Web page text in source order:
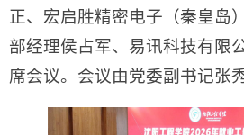
正、宏启胜精密电子（秦皇岛
部经理侯占军、易讯科技有限
席会议。会议由党委副书记张